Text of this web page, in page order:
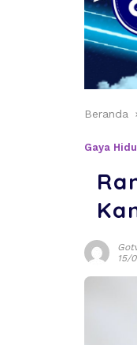
Beranda
Gaya
15/